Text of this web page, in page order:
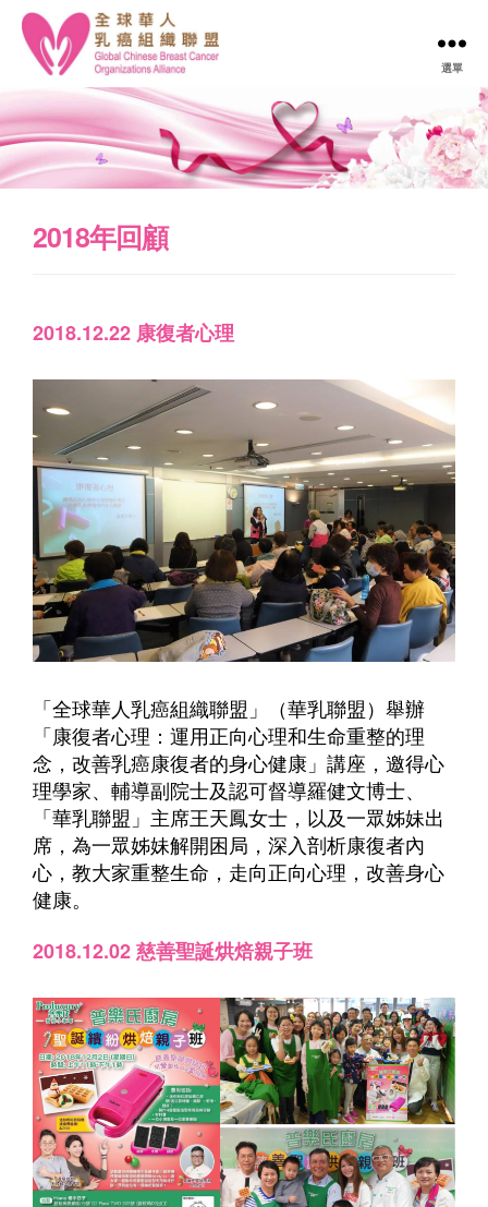
球
華
人
乳
組
織
Global
Breast
Cancer
Organizations
Alliance
選單
2018年回顧
2018.12.22 康復者心理
「全球華人乳癌組織聯盟」（華乳聯盟）舉辦
「康復者心理：運用正向心理和生命重整的理
念，改善乳癌康復者的身心健康」講座，邀得心
理學家、輔導副院士及認可督導羅健文博士、
「華乳聯盟」主席王天鳳女士，以及一眾姊妹出
席，為一眾姊妹解開困局，深入剖析康復者內
心，教大家重整生命，走向正向心理，改善身心
健康。
2018.12.02 慈善聖誕烘焙親子班